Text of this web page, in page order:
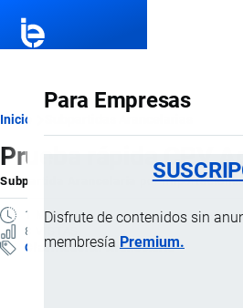
Para Empresas
Disfrute de contenidos sin
membresía Premium.
Ruta
de
navegación
Inicio
Prueba rápida CPV
Subpartida Arancelaria por
1 MINUTO
8 VISTAS
Clasificación Arancelaria